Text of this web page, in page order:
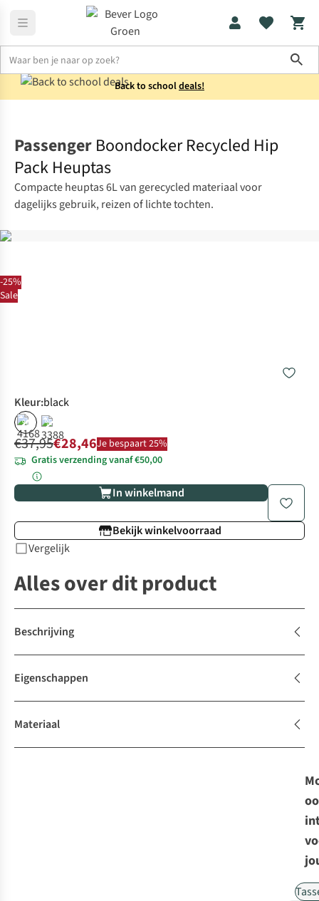
Back to schooldeals!
-25%
Sale
Passenger Boondocker Recycled Hip
Pack Heuptas
Compacte heuptas 6L van gerecycled materiaal voor
dagelijks gebruik, reizen of lichte tochten.
Kleur:black
% %
€37,95€28,46Je bespaart 25%
Gratis verzending vanaf €50,00
In winkelmand
Bekijk winkelvoorraad
Vergelijk
Alles over dit product
Beschrijving
Eigenschappen
Materiaal